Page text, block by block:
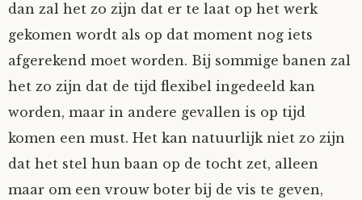
dan zal het zo zijn dat er te laat op het werk
gekomen wordt als op dat moment nog iets
afgerekend moet worden. Bij sommige banen zal
het zo zijn dat de tijd flexibel ingedeeld kan
worden, maar in andere gevallen is op tijd
komen een must. Het kan natuurlijk niet zo zijn
dat het stel hun baan op de tocht zet, alleen
maar om een vrouw boter bij de vis te geven,